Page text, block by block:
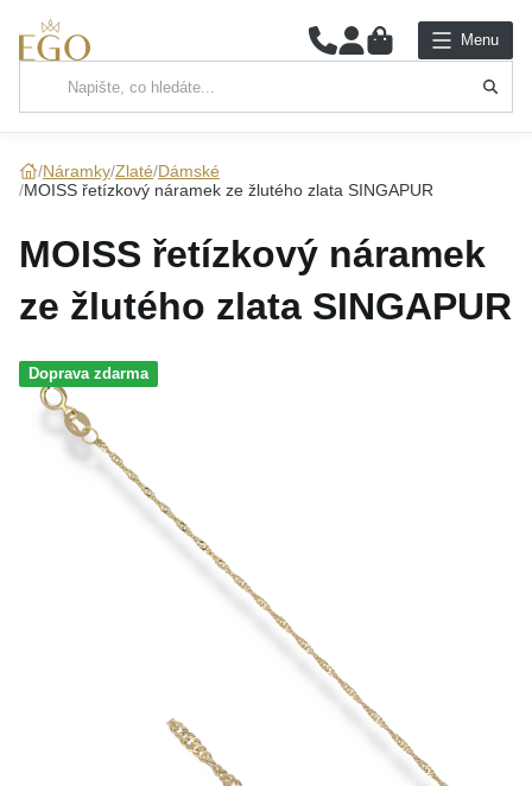
0 Menu
Hlavní kategorie
ŘETÍZKY
NÁRAMKY
PRSTENY
NÁUŠNICE
Náramky Zlaté Dámské
MOISS řetízkový náramek ze žlutého zlata SINGAPUR
MOISS řetízkový náramek
ze žlutého zlata SINGAPUR
Doprava zdarma